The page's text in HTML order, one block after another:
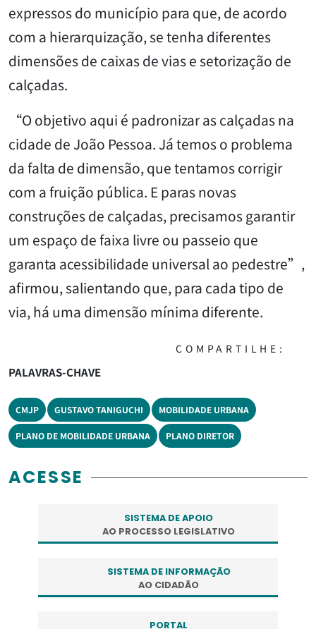
expressos do município para que, de acordo
com a hierarquização, se tenha diferentes
dimensões de caixas de vias e setorização de
calçadas.
“O objetivo aqui é padronizar as calçadas na
cidade de João Pessoa. Já temos o problema
da falta de dimensão, que tentamos corrigir
com a fruição pública. E paras novas
construções de calçadas, precisamos garantir
um espaço de faixa livre ou passeio que
garanta acessibilidade universal ao pedestre”,
afirmou, salientando que, para cada tipo de
via, há uma dimensão mínima diferente.
COMPARTILHE:
PALAVRAS-CHAVE
CMJP GUSTAVO TANIGUCHI MOBILIDADE URBANA
PLANO DE MOBILIDADE URBANA PLANO DIRETOR
ACESSE
SISTEMA DE APOIO
AO PROCESSO LEGISLATIVO
SISTEMA DE INFORMAÇÃO
AO CIDADÃO
PORTAL